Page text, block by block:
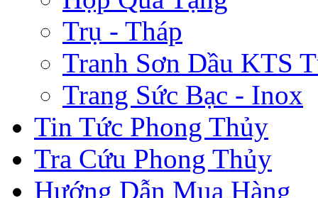
Trụ - Tháp
Tranh Sơn Dầu KTS
Trang Sức Bạc - Inox
Tin Tức Phong Thủy
Tra Cứu Phong Thủy
Hướng Dẫn Mua Hàng